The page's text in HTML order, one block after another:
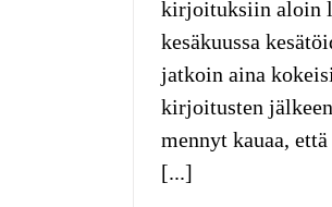
kirjoituksiin aloin
kesäkuussa
jatkoin aina
kirjoitusten
mennyt kauaa,
[...]